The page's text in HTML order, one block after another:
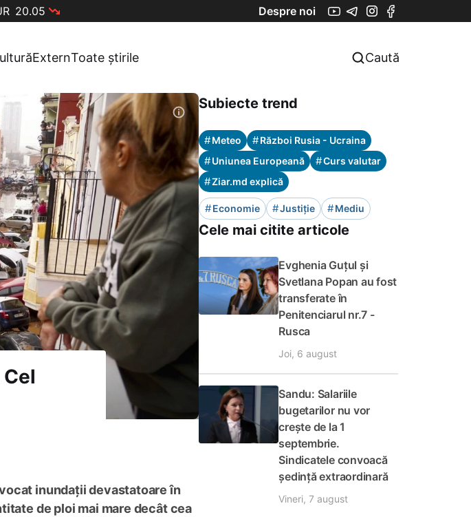
20.05 Despre noi
ExternToate știrile Caută
inundații devastatoare în
de ploi mai mare decât cea
Subiecte trend
#Meteo #Război Rusia - Ucraina
#Uniunea Europeană #Curs valutar
#Ziar.md explică
#Economie #Justiție #Mediu
Cele mai citite articole
Evghenia Guțul și
Svetlana Popan au fost
transferate în
Penitenciarul nr.7 -
Rusca
Joi, 6 august
Sandu: Salariile
bugetarilor nu vor
crește de la 1
septembrie.
Sindicatele convoacă
ședință extraordinară
Vineri, 7 august